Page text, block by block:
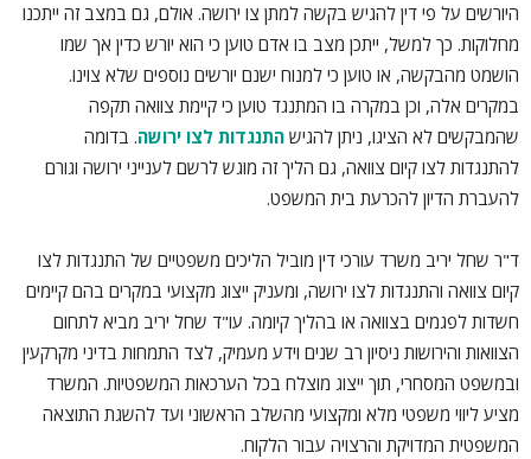
היורשים על פי דין להגיש בקשה למתן צו ירושה. אולם, גם במצב זה ייתכנו
מחלוקות. כך למשל, ייתכן מצב בו אדם טוען כי הוא יורש כדין אך שמו
הושמט מהבקשה, או טוען כי למנוח ישנם יורשים נוספים שלא צוינו.
במקרים אלה, וכן במקרה בו המתנגד טוען כי קיימת צוואה תקפה
שהמבקשים לא הציגו, ניתן להגיש התנגדות לצו ירושה. בדומה
להתנגדות לצו קיום צוואה, גם הליך זה מוגש לרשם לענייני ירושה וגורם
להעברת הדיון להכרעת בית המשפט.
ד"ר שחל יריב משרד עורכי דין מוביל הליכים משפטיים של התנגדות לצו
קיום צוואה והתנגדות לצו ירושה, ומעניק ייצוג מקצועי במקרים בהם קיימים
חשדות לפגמים בצוואה או בהליך קיומה. עו"ד שחל יריב מביא לתחום
הצוואות והירושות ניסיון רב שנים וידע מעמיק, לצד התמחות בדיני מקרקעין
ובמשפט המסחרי, תוך ייצוג מוצלח בכל הערכאות המשפטיות. המשרד
מציע ליווי משפטי מלא ומקצועי מהשלב הראשוני ועד להשגת התוצאה
המשפטית המדויקת והרצויה עבור הלקוח.